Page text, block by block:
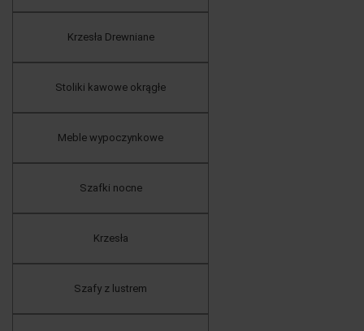
Krzesła Drewniane
Stoliki kawowe okrągłe
Meble wypoczynkowe
Szafki nocne
Krzesła
Szafy z lustrem